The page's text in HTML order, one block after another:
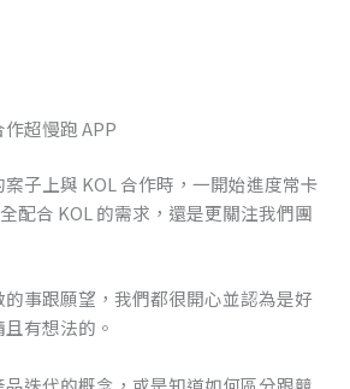
超慢跑 APP
子上與 KOL 合作時，一開始進度常卡
配合 KOL 的需求，還是更關注我們團
的事跟願望，我們都很開心並認為是好
有想法的。